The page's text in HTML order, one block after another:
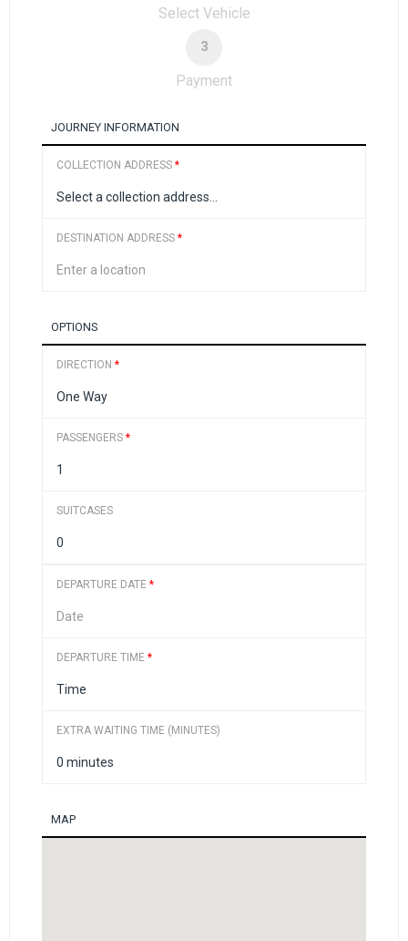
Select Vehicle
3
Payment
JOURNEY INFORMATION
COLLECTION ADDRESS *
DESTINATION ADDRESS *
OPTIONS
DIRECTION *
PASSENGERS *
SUITCASES
DEPARTURE DATE *
DEPARTURE TIME *
EXTRA WAITING TIME (MINUTES)
MAP